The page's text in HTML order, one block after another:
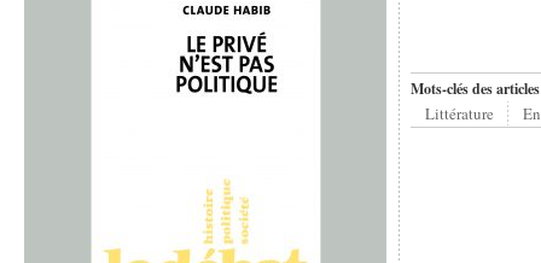
Mots-clés des
Littérature